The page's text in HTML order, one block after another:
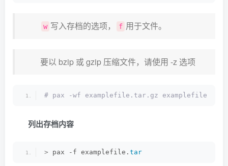
w 写入存档的选项， f 用于文件。
要以 bzip 或 gzip 压缩文件，请使用 -z 选项
# pax -wf examplefile.tar.gz examplefile
列出存档内容
> pax -f examplefile. tar